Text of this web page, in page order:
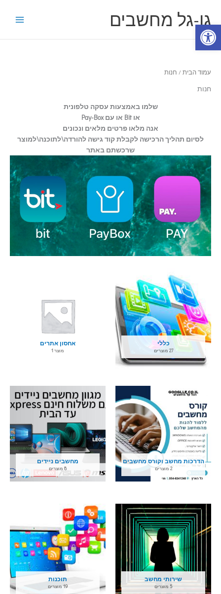
פתח סרגל נגישות
לתוכןגו-גל מחשבים
עמוד הבית / חנות
חנות
שלמו באמצעות עסקה טלפונית
או Bit או עם Pay-Box
אנה מלאו פרטים מלאים ונכונים
לסיום תהליך הרכישה לקבלת קוד גישה להורדה\לתוכנה\למוצר
שרכשתם באתר
כללי
27 מוצרים
אחסון אתרים
מוצר 1
הדרכות מחשב וקורס מחשבים
2 מוצרים
מחשבים ניידים
8 מוצרים
שירותי מחשב
5 מוצרים
תוכנות
19 מוצרים